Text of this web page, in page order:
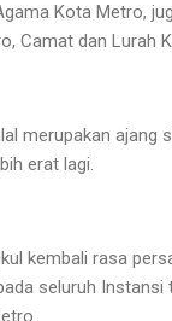
Kota Metro,
Camat dan Lurah
merupakan ajang
erat lagi.
kembali rasa
seluruh